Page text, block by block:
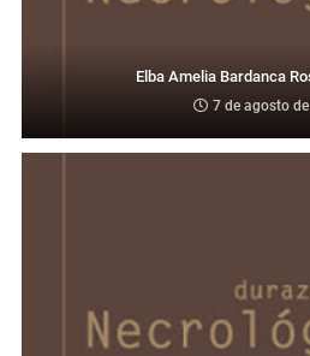
Elba Amelia Bardanca
7 de agosto